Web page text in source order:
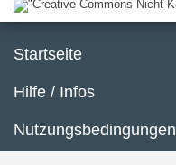
Startseite
Hilfe / Infos
Nutzungsbedingungen